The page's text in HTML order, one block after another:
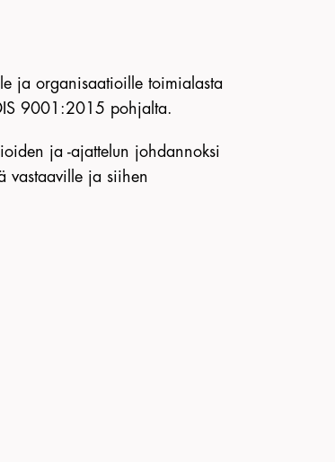
ja organisaatioille toimialasta
9001:2015 pohjalta.
ja -ajattelun johdannoksi
vastaaville ja siihen